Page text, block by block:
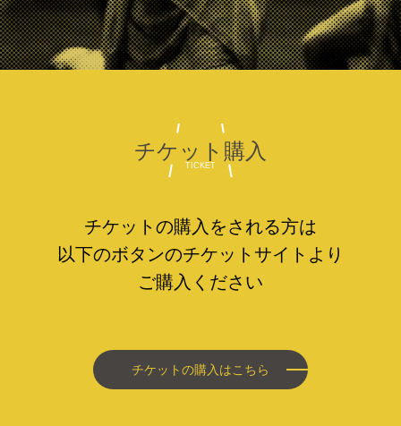
チケット購入
TICKET
チケットの購入をされる方は
以下のボタンのチケットサイトより
ご購入ください
チケットの購入はこちら